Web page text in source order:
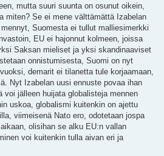
mutta suuri suunta on osunut oikein,
miten? Se ei mene välttämättä Izabelan
Suomesta ei tullut malliesimerkki
EU ei hajonnut kolmeen, joissa
Saksan mieliset ja yksi skandinaaviset
onnistumisesta, Suomi on nyt
demarit ei tilanetta tule korjaamaan,
Nyt Izabelan uusi ennuste povaa ihan
jälleen huijata globalisteja mennen
uskoa, globalismi kuitenkin on ajettu
viimeisenä Nato ero, odotetaan jospa
olisihan se alku EU:n vallan
voi kuitenkin tulla aivan eri ja